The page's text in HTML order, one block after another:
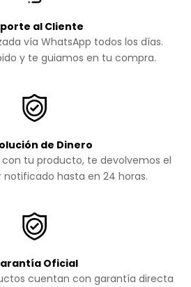
al Cliente
vía WhatsApp todos los días.
y te guiamos en tu compra.
de Dinero
tu producto, te devolvemos el
notificado hasta en 24 horas.
Oficial
cuentan con garantía directa